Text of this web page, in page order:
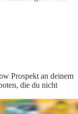
Prospekt an deinem
die du nicht